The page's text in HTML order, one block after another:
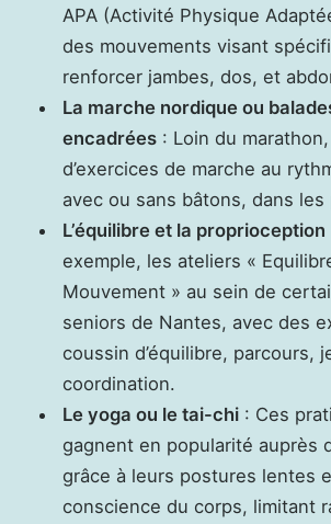
APA (Activité Physique
des mouvements visant
renforcer jambes, dos, et
La marche nordique ou
encadrées: Loin du marathon,
d’exercices de marche au
avec ou sans bâtons, dans les
L’équilibre et la proprioception
exemple, les ateliers «
Mouvement » au sein de
seniors de Nantes, avec des
coussin d’équilibre, parcours,
coordination.
Le yoga ou le tai-chi: Ces
gagnent en popularité auprès
grâce à leurs postures lentes
conscience du corps, limitant